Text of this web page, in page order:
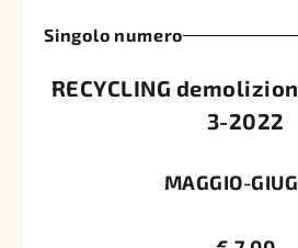
Singolo numero
RECYCLING
3-2022
MAGGIO-